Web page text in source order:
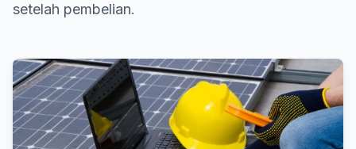
setelah pembelian.